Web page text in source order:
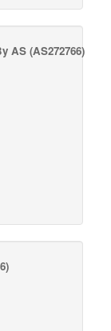
AS(AS272766)